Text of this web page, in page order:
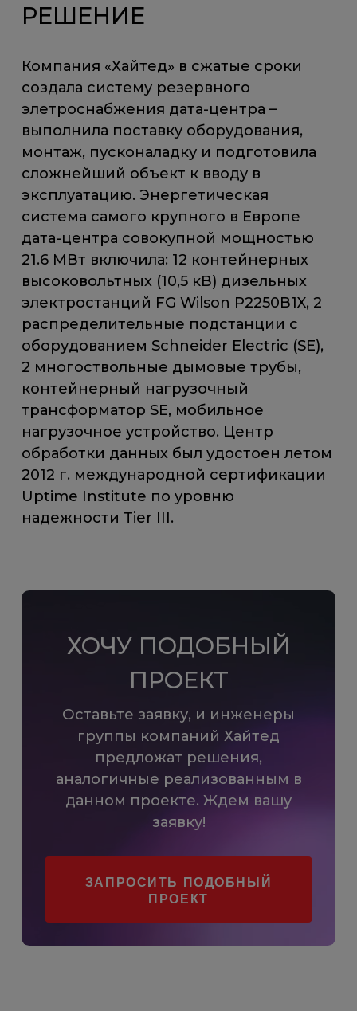
РЕШЕНИЕ
Компания «Хайтед» в сжатые сроки
создала систему резервного
элетроснабжения дата-центра –
выполнила поставку оборудования,
монтаж, пусконаладку и подготовила
сложнейший объект к вводу в
эксплуатацию. Энергетическая
система самого крупного в Европе
дата-центра совокупной мощностью
21.6 МВт включила: 12 контейнерных
высоковольтных (10,5 кВ) дизельных
электростанций FG Wilson P2250B1X, 2
распределительные подстанции с
оборудованием Schneider Electric (SE),
2 многоствольные дымовые трубы,
контейнерный нагрузочный
трансформатор SE, мобильное
нагрузочное устройство. Центр
обработки данных был удостоен летом
2012 г. международной сертификации
Uptime Institute по уровню
надежности Tier III.
ХОЧУ ПОДОБНЫЙ
ПРОЕКТ
Оставьте заявку, и инженеры
группы компаний Хайтед
предложат решения,
аналогичные реализованным в
данном проекте. Ждем вашу
заявку!
ЗАПРОСИТЬ ПОДОБНЫЙ
ПРОЕКТ